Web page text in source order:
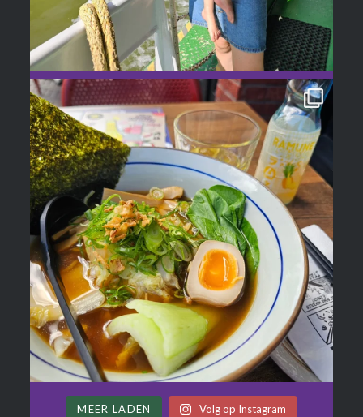
MEER LADEN Volg op Instagram